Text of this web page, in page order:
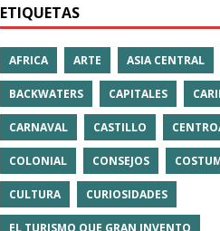
ETIQUETAS
AFRICA ARTE ASIA CENTRAL
BACKWATERS CAPITALES
CARNAVAL CASTILLO
COLONIAL CONSEJOS
CULTURA CURIOSIDADES
EL TURISMO QUE GRAN INVENTO